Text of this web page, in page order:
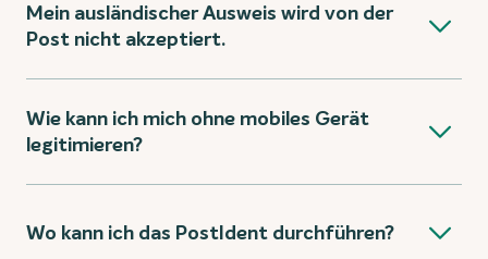
Mein ausländischer Ausweis wird von der
Post nicht akzeptiert.
Wie kann ich mich ohne mobiles Gerät
legitimieren?
Wo kann ich das PostIdent durchführen?